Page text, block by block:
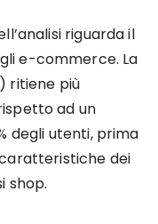
riguarda il
e-commerce. La
ritiene più
ad un
degli utenti, prima
dei
shop.